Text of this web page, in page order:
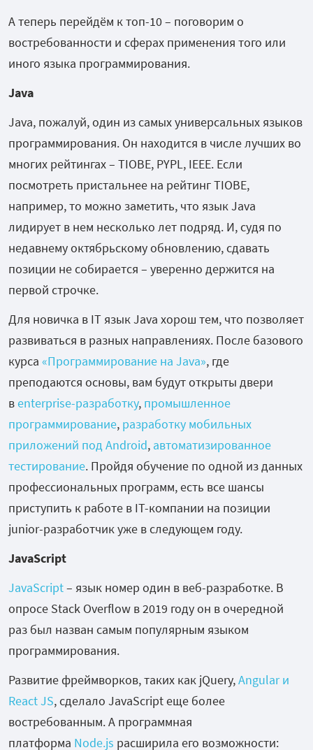
А теперь перейдём к топ-10 – поговорим о
востребованности и сферах применения того или
иного языка программирования.
Java
Java, пожалуй, один из самых универсальных языков
программирования. Он находится в числе лучших во
многих рейтингах – TIOBE, PYPL, IEEE. Если
посмотреть пристальнее на рейтинг TIOBE,
например, то можно заметить, что язык Java
лидирует в нем несколько лет подряд. И, судя по
недавнему октябрьскому обновлению, сдавать
позиции не собирается – уверенно держится на
первой строчке.
Для новичка в IT язык Java хорош тем, что позволяет
развиваться в разных направлениях. После базового
курса «Программирование на Java», где
преподаются основы, вам будут открыты двери
вenterprise-разработку, промышленное
программирование, разработку мобильных
приложений под Android, автоматизированное
тестирование. Пройдя обучение по одной из данных
профессиональных программ, есть все шансы
приступить к работе в IT-компании на позиции
junior-разработчик уже в следующем году.
JavaScript
JavaScript– язык номер один в веб-разработке. В
опросе Stack Overflow в 2019 году он в очередной
раз был назван самым популярным языком
программирования.
Развитие фреймворков, таких как jQuery,Angular и
React JS, сделало JavaScript еще более
востребованным. А программная
платформа Node.js расширила его возможности: